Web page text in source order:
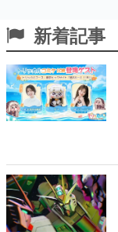
新着記事